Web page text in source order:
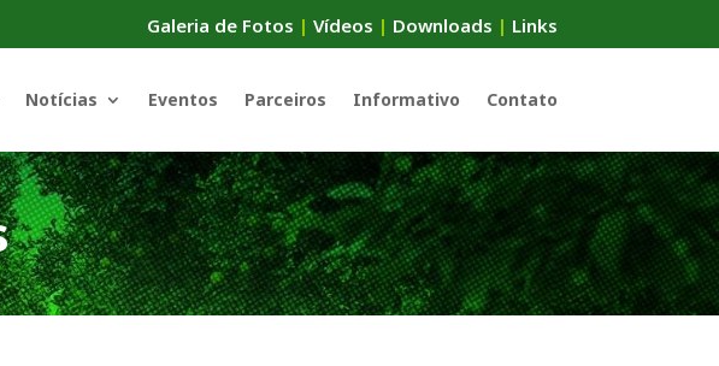
Galeria de Fotos | Vídeos | Downloads | Links
Notícias Eventos Parceiros Informativo Contato